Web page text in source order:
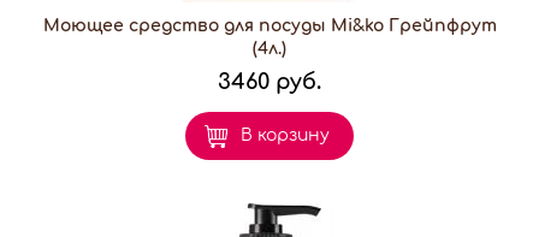
Моющее средство для посуды Mi&ko Грейпфрут
(4л.)
3460 руб.
В корзину